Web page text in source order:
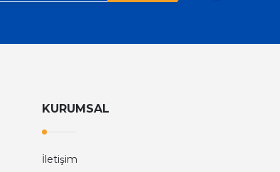
KURUMSAL
İletişim